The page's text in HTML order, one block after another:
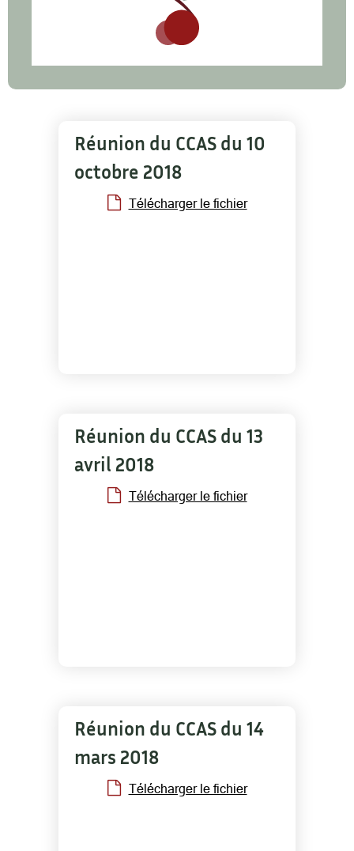
Réunion du CCAS du 10
octobre 2018
Télécharger le fichier
Réunion du CCAS du 13
avril 2018
Télécharger le fichier
Réunion du CCAS du 14
mars 2018
Télécharger le fichier